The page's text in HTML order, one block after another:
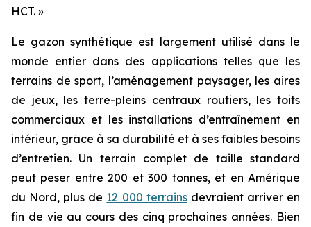
HCT. »
Le gazon synthétique est largement utilisé dans le
monde entier dans des applications telles que les
terrains de sport, l’aménagement paysager, les aires
de jeux, les terre-pleins centraux routiers, les toits
commerciaux et les installations d’entraînement en
intérieur, grâce à sa durabilité et à ses faibles besoins
d’entretien. Un terrain complet de taille standard
peut peser entre 200 et 300 tonnes, et en Amérique
du Nord, plus de 12 000 terrainsdevraient arriver en
fin de vie au cours des cinq prochaines années. Bien